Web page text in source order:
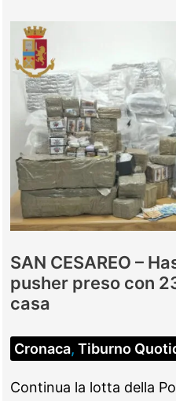
Ruba
l’auto
investe
garagista,
preso
22enne
colombiano
SAN CESAREO –
pusher preso con
casa
Cronaca, Tiburno
Continua la lotta della